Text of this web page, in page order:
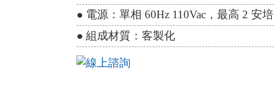
● 電源：單相 60Hz 110Vac，最高 2 安培
● 組成材質：客製化